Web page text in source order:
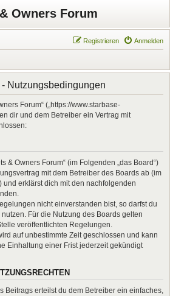
Owners Forum
Anmelden
Registrieren
Nutzungsbedingungen
Forum“ („https://www.starbase-
dir und dem Betreiber ein Vertrag mit
& Owners Forum“ (im Folgenden „das Board“)
mit dem Betreiber des Boards ab (im
und erklärst dich mit den nachfolgenden
nicht einverstanden bist, so darfst du
Für die Nutzung des Boards gelten
veröffentlichten Regelungen.
auf unbestimmte Zeit geschlossen und kann
Einhaltung einer Frist jederzeit gekündigt
Beitrags erteilst du dem Betreiber ein einfaches,